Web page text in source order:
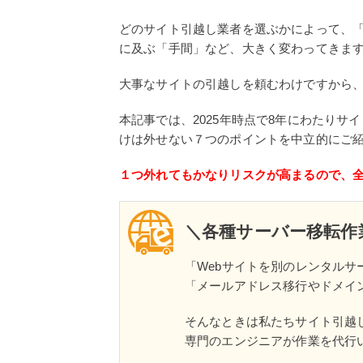
どのサイト引越し業者を選ぶかによって、
に及ぶ「手間」など、大きく変わってきま
大事なサイトの引越しを頼むわけですから
本記事では、2025年時点で8年にわたりサ
けは外せない７つのポイントを中立的にご
１つ外れてもかなりリスクが高まるので、
＼各種サーバー移転
「Webサイトを別のレンタル
「メールアドレス移行やドメ
そんなときは私たちサイト引
専門のエンジニアが作業を代行